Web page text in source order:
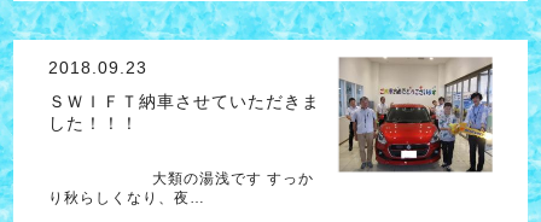
2018.09.23
ＳＷＩＦＴ納車させていただきま
した！！！
大類の湯浅です すっか
り秋らしくなり、夜…